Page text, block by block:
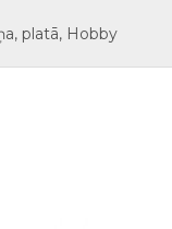
platā, Hobby